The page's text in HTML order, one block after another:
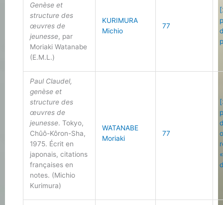
Genèse et
structure des
œuvres de
jeunesse, par
Moriaki Watanabe
(E.M.L.)
KURIMURA
Michio
77
Paul Claudel,
genèse et
structure des
œuvres de
jeunesse. Tokyo,
Chûô-Kôron-Sha,
1975. Écrit en
japonais, citations
françaises en
notes. (Michio
Kurimura)
WATANABE
Moriaki
77